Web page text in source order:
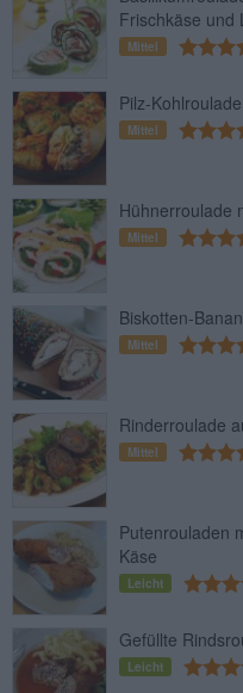
Frischkäse und
Mittel
Pilz-
Mittel
Hühnerroulade
Mittel
Biskotten-
Mittel
Rinderroulade
Mittel
Putenrouladen
Käse
Leicht
Gefüllte
Leicht